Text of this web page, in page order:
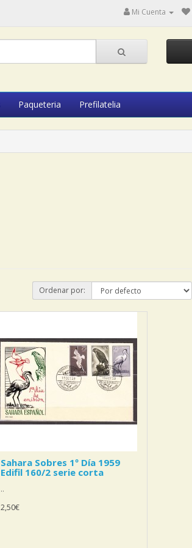
Mi Cuenta
Paqueteria Prefilatelia
Ordenar por:
Sahara Sobres 1º Día 1959
Edifil 160/2 serie corta
..
2,50€